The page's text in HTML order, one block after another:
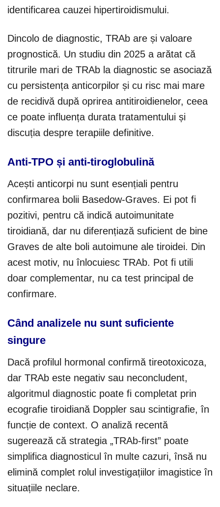
identificarea cauzei hipertiroidismului.
Dincolo de diagnostic, TRAb are și valoare
prognostică. Un studiu din 2025 a arătat că
titrurile mari de TRAb la diagnostic se asociază
cu persistența anticorpilor și cu risc mai mare
de recidivă după oprirea antitiroidienelor, ceea
ce poate influența durata tratamentului și
discuția despre terapiile definitive.
Anti-TPO și anti-tiroglobulină
Acești anticorpi nu sunt esențiali pentru
confirmarea bolii Basedow-Graves. Ei pot fi
pozitivi, pentru că indică autoimunitate
tiroidiană, dar nu diferențiază suficient de bine
Graves de alte boli autoimune ale tiroidei. Din
acest motiv, nu înlocuiesc TRAb. Pot fi utili
doar complementar, nu ca test principal de
confirmare.
Când analizele nu sunt suficiente
singure
Dacă profilul hormonal confirmă tireotoxicoza,
dar TRAb este negativ sau neconcludent,
algoritmul diagnostic poate fi completat prin
ecografie tiroidiană Doppler sau scintigrafie, în
funcție de context. O analiză recentă
sugerează că strategia „TRAb-first” poate
simplifica diagnosticul în multe cazuri, însă nu
elimină complet rolul investigațiilor imagistice în
situațiile neclare.